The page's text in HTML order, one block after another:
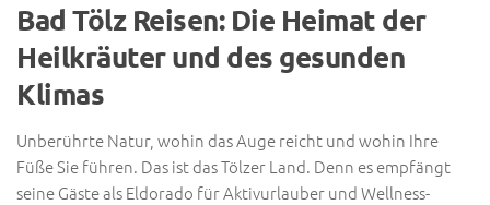
Bad Tölz Reisen: Die Heimat der
Heilkräuter und des gesunden
Klimas
Unberührte Natur, wohin das Auge reicht und wohin Ihre
Füße Sie führen. Das ist das Tölzer Land. Denn es empfängt
seine Gäste als Eldorado für Aktivurlauber und Wellness-